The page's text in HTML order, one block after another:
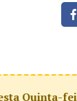
Quinta-